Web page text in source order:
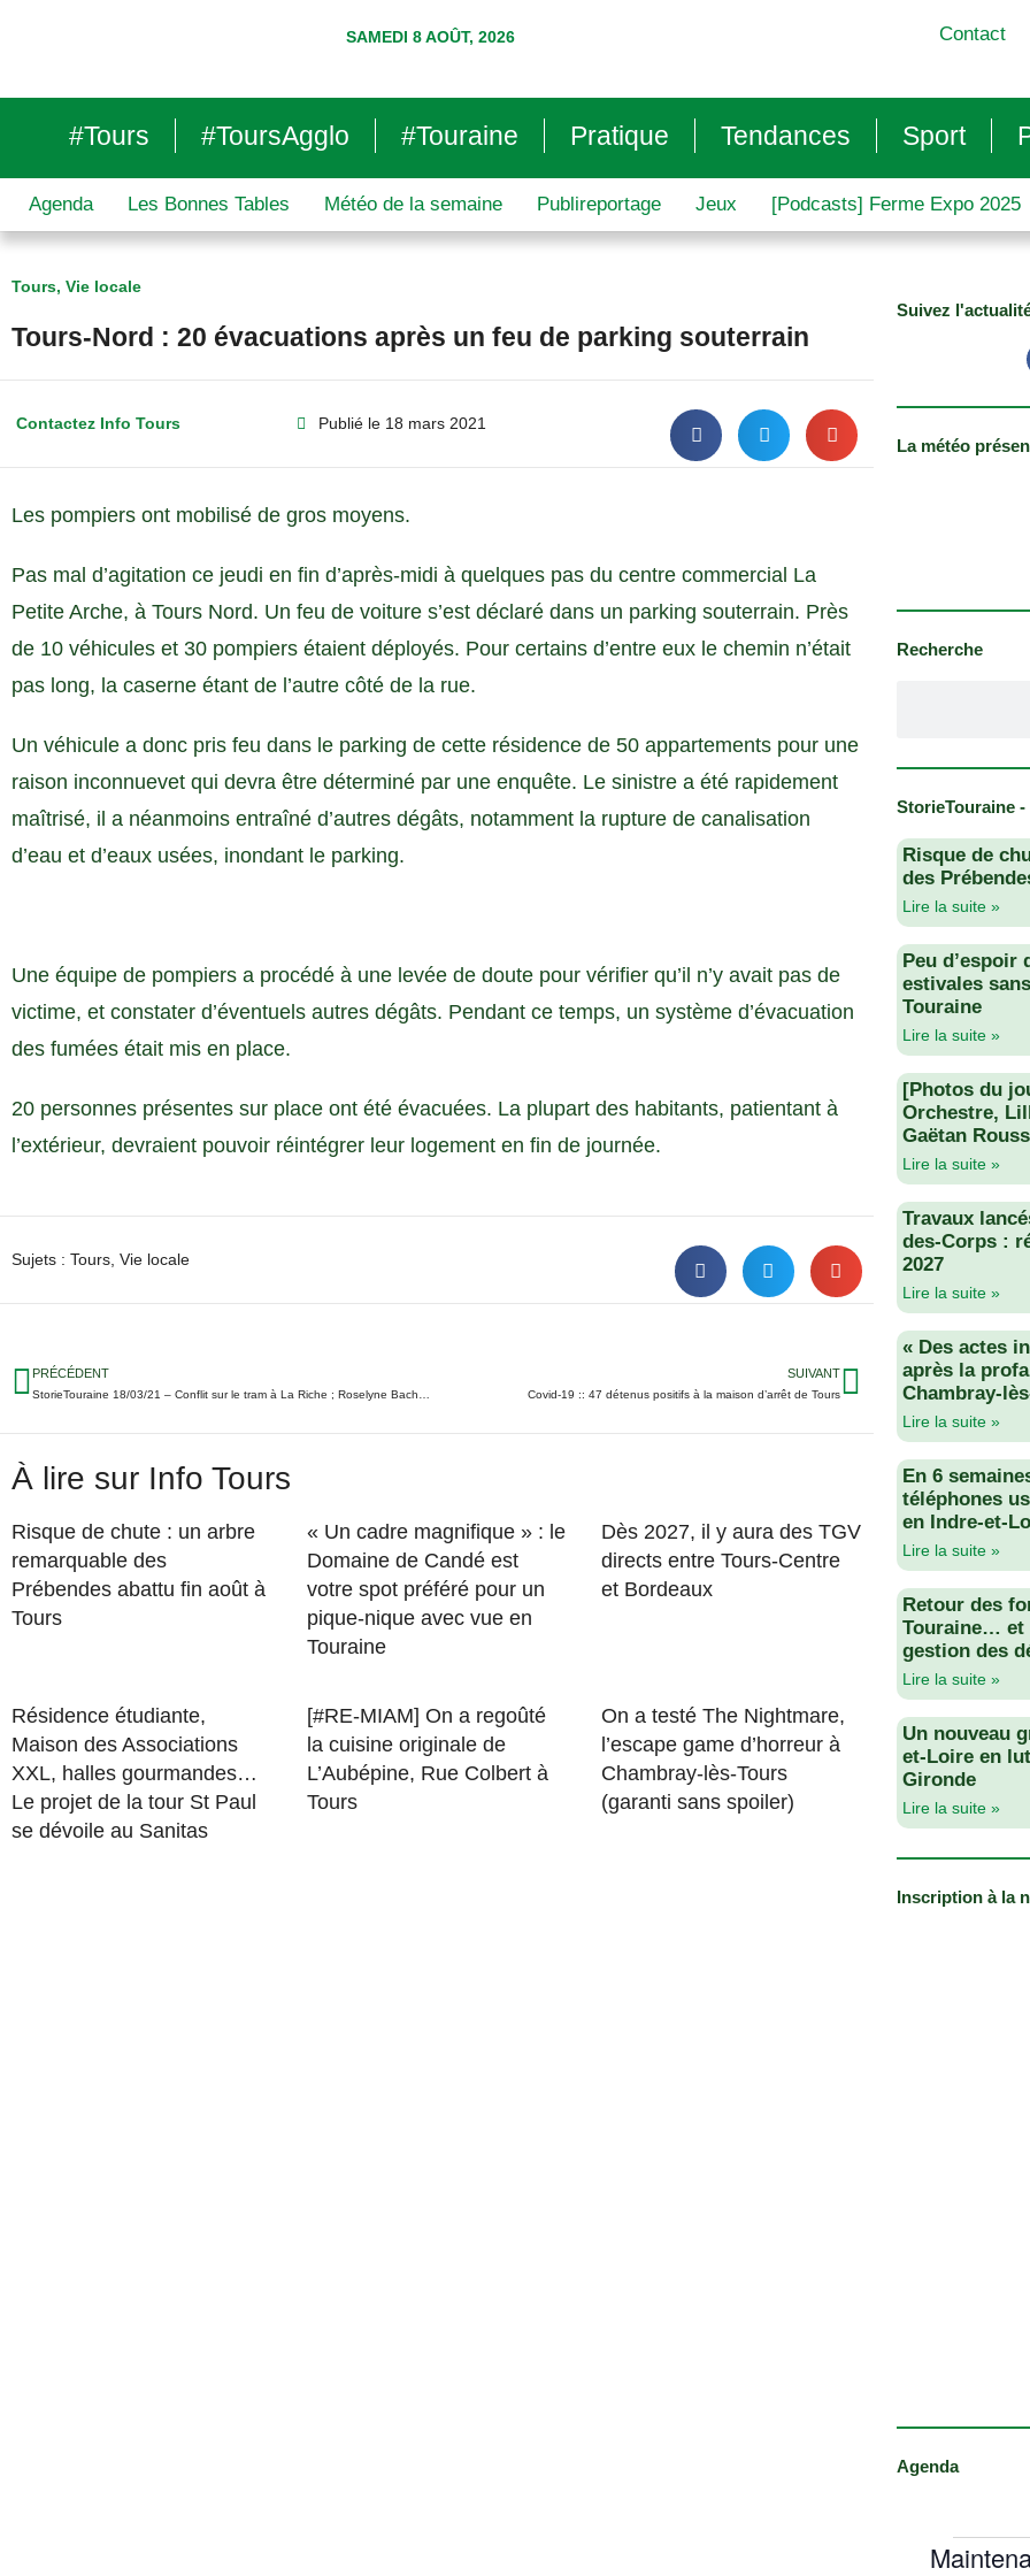
SAMEDI 8 AOÛT, 2026 Contact
#Tours #ToursAgglo #Touraine Pratique Tendances Sport
Agenda Les Bonnes Tables Météo de la semaine Publireportage Jeux [Podcasts] Ferme Expo 2025
Tours, Vie locale
Tours-Nord : 20 évacuations après un feu de parking souterrain
Contactez Info Tours Publié le 18 mars 2021
Les pompiers ont mobilisé de gros moyens.
Pas mal d’agitation ce jeudi en fin d’après-midi à quelques pas du centre commercial La
Petite Arche, à Tours Nord. Un feu de voiture s’est déclaré dans un parking souterrain. Près
de 10 véhicules et 30 pompiers étaient déployés. Pour certains d’entre eux le chemin n’était
pas long, la caserne étant de l’autre côté de la rue.
Un véhicule a donc pris feu dans le parking de cette résidence de 50 appartements pour une
raison inconnuevet qui devra être déterminé par une enquête. Le sinistre a été rapidement
maîtrisé, il a néanmoins entraîné d’autres dégâts, notamment la rupture de canalisation
d’eau et d’eaux usées, inondant le parking.
Une équipe de pompiers a procédé à une levée de doute pour vérifier qu’il n’y avait pas de
victime, et constater d’éventuels autres dégâts. Pendant ce temps, un système d’évacuation
des fumées était mis en place.
20 personnes présentes sur place ont été évacuées. La plupart des habitants, patientant à
l’extérieur, devraient pouvoir réintégrer leur logement en fin de journée.
Sujets : Tours Vie locale
PRÉCÉDENT SUIVANT
Covid-19 :: 47 détenus positifs à la maison d’arrêt de Tours
À lire sur Info Tours
Risque de chute : un arbre
remarquable des
Prébendes abattu fin août à
Tours
« Un cadre magnifique » : le
Domaine de Candé est
votre spot préféré pour un
pique-nique avec vue en
Touraine
Dès 2027, il y aura des TGV
directs entre Tours-Centre
et Bordeaux
Résidence étudiante,
Maison des Associations
XXL, halles gourmandes…
Le projet de la tour St Paul
se dévoile au Sanitas
[#RE-MIAM] On a regoûté
la cuisine originale de
L’Aubépine, Rue Colbert à
Tours
On a testé The Nightmare,
l’escape game d’horreur à
Chambray-lès-Tours
(garanti sans spoiler)
Suivez
La météo
Recherche
StorieTouraine
Risque de
des
Lire la suite »
Peu d’espoir
estivales
Touraine
Lire la suite »
[Photos du
Orchestre,
Gaëtan
Lire la suite »
Travaux
des-Corps :
2027
Lire la suite »
« Des actes
après la
Chambray-
Lire la suite »
En 6
téléphones
en Indre-et-
Lire la suite »
Retour des
Touraine… et
gestion des
Lire la suite »
Un nouveau
et-Loire en
Gironde
Lire la suite »
Inscription à la
Agenda